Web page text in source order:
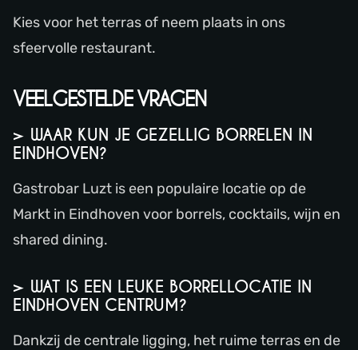
Kies voor het terras of neem plaats in ons
sfeervolle restaurant.
VEELGESTELDE VRAGEN
> WAAR KUN JE GEZELLIG BORRELEN IN
EINDHOVEN?
Gastrobar Luzt is een populaire locatie op de
Markt in Eindhoven voor borrels, cocktails, wijn en
shared dining.
> WAT IS EEN LEUKE BORRELLOCATIE IN
EINDHOVEN CENTRUM?
Dankzij de centrale ligging, het ruime terras en de